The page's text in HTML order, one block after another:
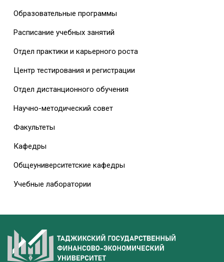
Образовательные программы
Расписание учебных занятий
Отдел практики и карьерного роста
Центр тестирования и регистрации
Отдел дистанционного обучения
Научно-методический совет
Факультеты
Кафедры
Общеуниверситетские кафедры
Учебные лаборатории